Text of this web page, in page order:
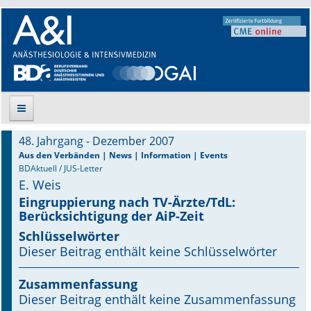
Suche
Aktuelle Ausgabe
Leitlinien
Archiv
Supplements
Supplements OrphanAnesthesia
48. Jahrgang - Dezember 2007
Aus den Verbänden | News | Information | Events
BDAktuell / JUS-Letter
E. Weis
Eingruppierung nach TV-Ärzte/TdL:
Berücksichtigung der AiP-Zeit
Schlüsselwörter
Dieser Beitrag enthält keine Schlüsselwörter
Zusammenfassung
Dieser Beitrag enthält keine Zusammenfassung